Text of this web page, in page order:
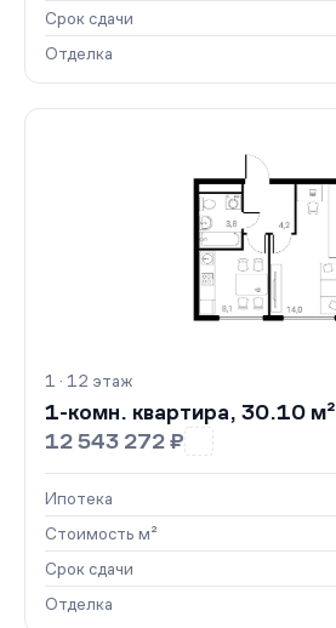
Срок сдачи
Отделка
1 · 12 этаж
1-комн. квартира, 30.10 м²
12 543 272 ₽
Ипотека
Стоимость м²
Срок сдачи
Отделка